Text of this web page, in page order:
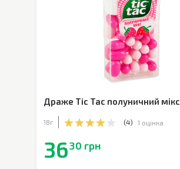
Драже Tic Tac полуничний мікс
18г (4) 1 оцінка
3630 грн